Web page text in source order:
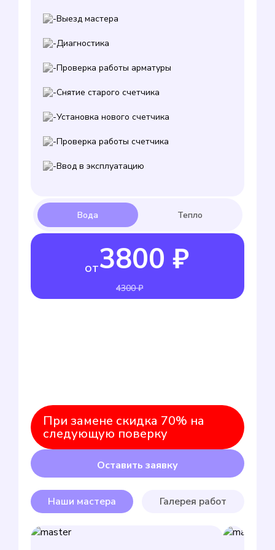
Выезд мастера
Диагностика
Проверка работы арматуры
Снятие старого счетчика
Установка нового счетчика
Проверка работы счетчика
Ввод в эксплуатацию
от3800 ₽
4300 ₽
При замене скидка 70% на
следующую поверку
Оставить заявку
Наши мастера Галерея работ